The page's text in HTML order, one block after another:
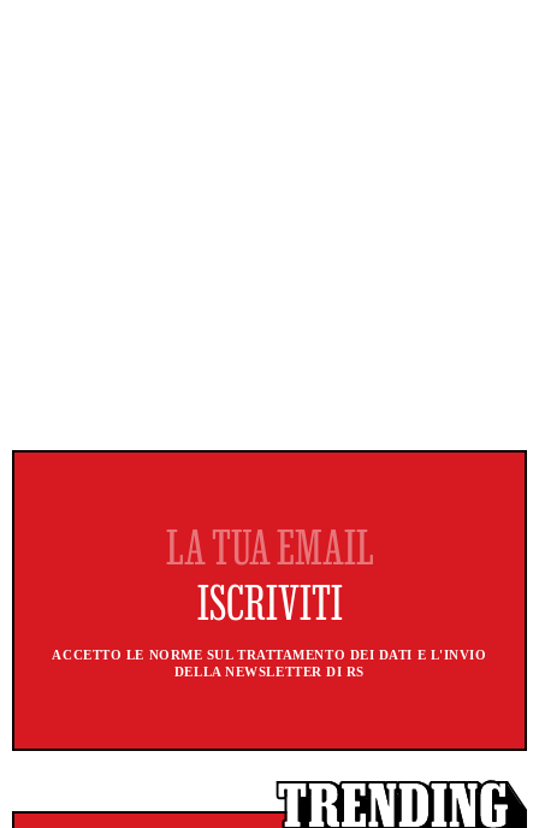
ACCETTO LE NORME SUL TRATTAMENTO DEI DATI E L'INVIO
DELLA NEWSLETTER DI RS